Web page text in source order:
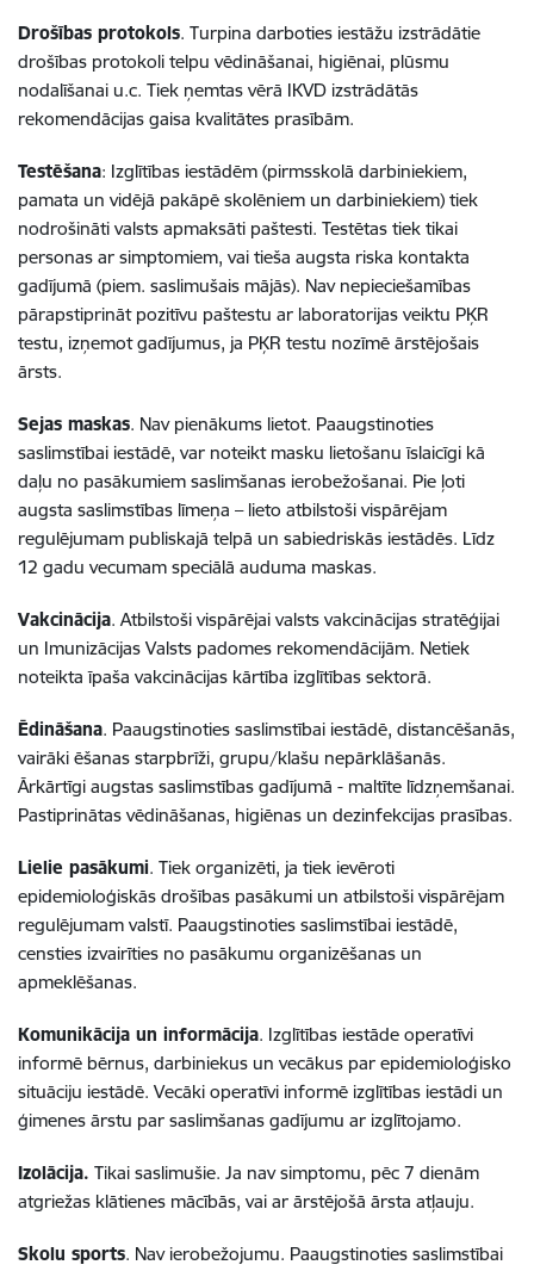
Drošības protokols. Turpina darboties iestāžu izstrādātie
drošības protokoli telpu vēdināšanai, higiēnai, plūsmu
nodalīšanai u.c. Tiek ņemtas vērā IKVD izstrādātās
rekomendācijas gaisa kvalitātes prasībām.
Testēšana: Izglītības iestādēm (pirmsskolā darbiniekiem,
pamata un vidējā pakāpē skolēniem un darbiniekiem) tiek
nodrošināti valsts apmaksāti paštesti. Testētas tiek tikai
personas ar simptomiem, vai tieša augsta riska kontakta
gadījumā (piem. saslimušais mājās). Nav nepieciešamības
pārapstiprināt pozitīvu paštestu ar laboratorijas veiktu PĶR
testu, izņemot gadījumus, ja PĶR testu nozīmē ārstējošais
ārsts.
Sejas maskas. Nav pienākums lietot. Paaugstinoties
saslimstībai iestādē, var noteikt masku lietošanu īslaicīgi kā
daļu no pasākumiem saslimšanas ierobežošanai. Pie ļoti
augsta saslimstības līmeņa – lieto atbilstoši vispārējam
regulējumam publiskajā telpā un sabiedriskās iestādēs. Līdz
12 gadu vecumam speciālā auduma maskas.
Vakcinācija. Atbilstoši vispārējai valsts vakcinācijas stratēģijai
un Imunizācijas Valsts padomes rekomendācijām. Netiek
noteikta īpaša vakcinācijas kārtība izglītības sektorā.
Ēdināšana. Paaugstinoties saslimstībai iestādē, distancēšanās,
vairāki ēšanas starpbrīži, grupu/klašu nepārklāšanās.
Ārkārtīgi augstas saslimstības gadījumā - maltīte līdzņemšanai.
Pastiprinātas vēdināšanas, higiēnas un dezinfekcijas prasības.
Lielie pasākumi. Tiek organizēti, ja tiek ievēroti
epidemioloģiskās drošības pasākumi un atbilstoši vispārējam
regulējumam valstī. Paaugstinoties saslimstībai iestādē,
censties izvairīties no pasākumu organizēšanas un
apmeklēšanas.
Komunikācija un informācija. Izglītības iestāde operatīvi
informē bērnus, darbiniekus un vecākus par epidemioloģisko
situāciju iestādē. Vecāki operatīvi informē izglītības iestādi un
ģimenes ārstu par saslimšanas gadījumu ar izglītojamo.
Izolācija. Tikai saslimušie. Ja nav simptomu, pēc 7 dienām
atgriežas klātienes mācībās, vai ar ārstējošā ārsta atļauju.
Skolu sports. Nav ierobežojumu. Paaugstinoties saslimstībai